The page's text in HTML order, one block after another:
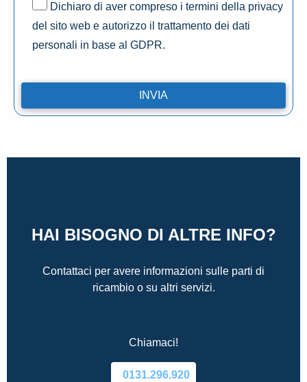
Dichiaro di aver compreso i termini della privacy
del sito web e autorizzo il trattamento dei dati
personali in base al GDPR.
HAI BISOGNO DI ALTRE INFO?
Contattaci per avere informazioni sulle parti di
ricambio o su altri servizi.
Chiamaci!
0131.296.920